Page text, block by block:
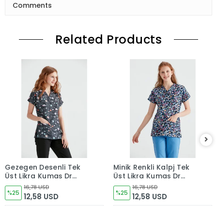
Comments
Related Products
Gezegen Desenli Tek
Üst Likra Kumaş Dr
Greys Kesim
%25
16,78 USD
12,58 USD
Minik Renkli Kalpj Tek
Üst Likra Kumaş Dr
Greys Kesim
%25
16,78 USD
12,58 USD